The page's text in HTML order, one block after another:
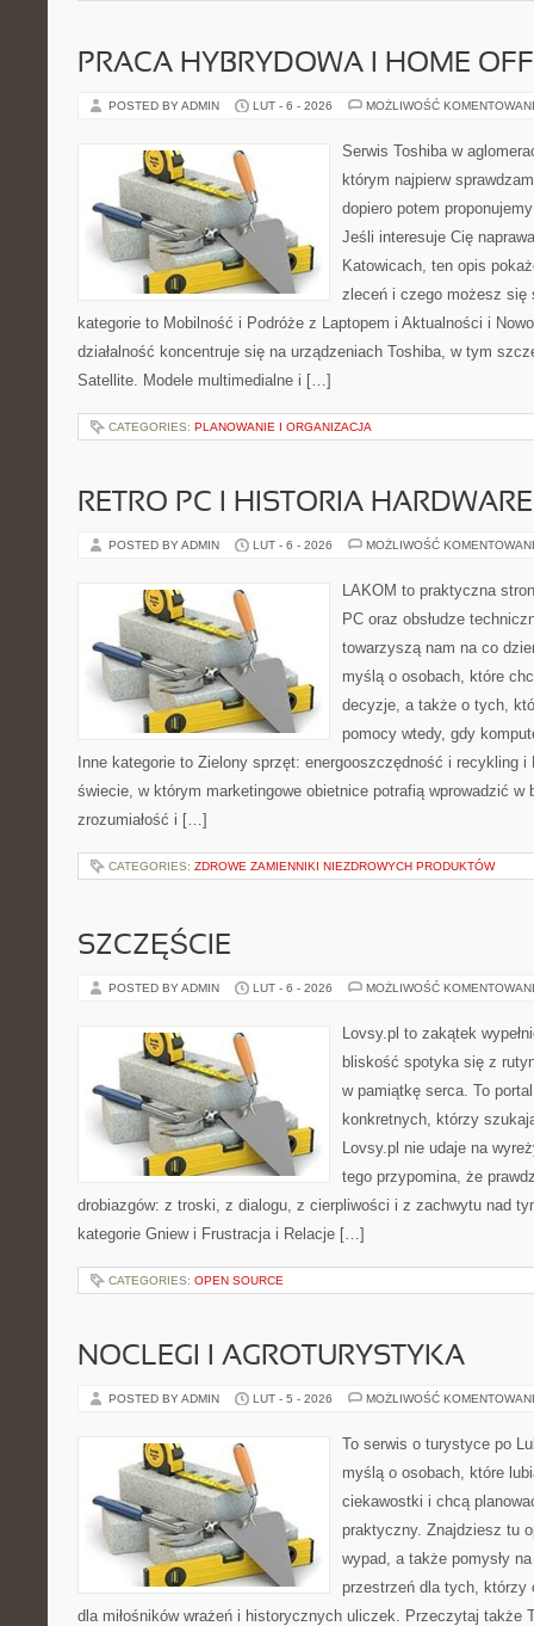
PRACA HYBRYDOWA I HOME
POSTED BY ADMIN LUT - 6 - 2026 MOŻLIWOŚĆ
Serwis Toshiba w
którym najpierw
dopiero potem
Jeśli interesuje Cię
Katowicach, ten opis
zleceń i czego możesz się
kategorie to Mobilność i Podróże z Laptopem i Aktualności i
działalność koncentruje się na urządzeniach Toshiba, w tym
Satellite. Modele multimedialne i […]
CATEGORIES: PLANOWANIE I ORGANIZACJA
RETRO PC I HISTORIA
POSTED BY ADMIN LUT - 6 - 2026 MOŻLIWOŚĆ
LAKOM to praktyczna
PC oraz obsłudze
towarzyszą nam na co
myślą o osobach, które
decyzje, a także o tych,
pomocy wtedy, gdy
Inne kategorie to Zielony sprzęt: energooszczędność i recykling
świecie, w którym marketingowe obietnice potrafią wprowadzić w
zrozumiałość i […]
CATEGORIES: ZDROWE ZAMIENNIKI NIEZDROWYCH PRODUKTÓW
SZCZĘŚCIE
POSTED BY ADMIN LUT - 6 - 2026 MOŻLIWOŚĆ
Lovsy.pl to zakątek
bliskość spotyka się z
w pamiątkę serca. To
konkretnych, którzy
Lovsy.pl nie udaje na
tego przypomina, że
drobiazgów: z troski, z dialogu, z cierpliwości i z zachwytu nad
kategorie Gniew i Frustracja i Relacje […]
CATEGORIES: OPEN SOURCE
NOCLEGI I AGROTURYSTYKA
POSTED BY ADMIN LUT - 5 - 2026 MOŻLIWOŚĆ
To serwis o turystyce po
myślą o osobach, które
ciekawostki i chcą
praktyczny. Znajdziesz tu
wypad, a także pomysły
przestrzeń dla tych, którzy
dla miłośników wrażeń i historycznych uliczek. Przeczytaj także